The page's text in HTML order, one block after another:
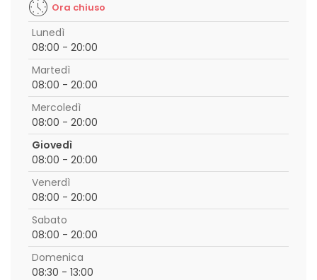
Ora chiuso
Lunedì
08:00 - 20:00
Martedì
08:00 - 20:00
Mercoledì
08:00 - 20:00
Giovedì
08:00 - 20:00
Venerdì
08:00 - 20:00
Sabato
08:00 - 20:00
Domenica
08:30 - 13:00